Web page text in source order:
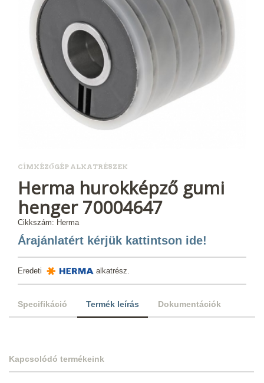
CÍMKÉZŐGÉP ALKATRÉSZEK
Herma hurokképző gumi
henger 70004647
Cikkszám: Herma
Árajánlatért kérjük kattintson ide!
Eredeti alkatrész.
Specifikáció Termék leírás Dokumentációk
Kapcsolódó termékeink